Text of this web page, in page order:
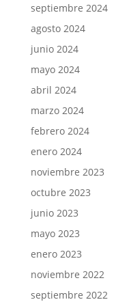
septiembre 2024
agosto 2024
junio 2024
mayo 2024
abril 2024
marzo 2024
febrero 2024
enero 2024
noviembre 2023
octubre 2023
junio 2023
mayo 2023
enero 2023
noviembre 2022
septiembre 2022